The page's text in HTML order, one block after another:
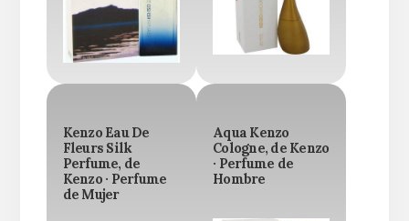
Kenzo Eau De
Fleurs Silk
Perfume, de
Kenzo · Perfume
de Mujer
Aqua Kenzo
Cologne, de Kenzo
· Perfume de
Hombre